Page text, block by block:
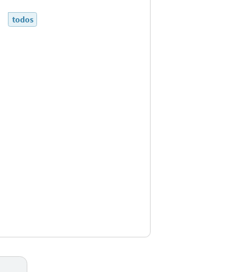
todos